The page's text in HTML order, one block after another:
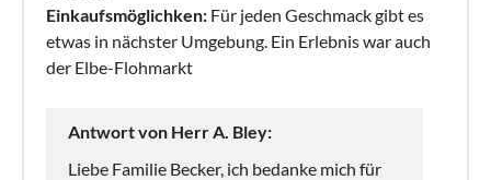
Einkaufsmöglichken: Für jeden Geschmack gibt es
etwas in nächster Umgebung. Ein Erlebnis war auch
der Elbe-Flohmarkt
Antwort von Herr A. Bley:
Liebe Familie Becker, ich bedanke mich für